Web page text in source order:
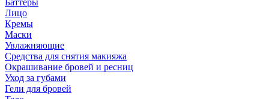
Баттеры
Лицо
Кремы
Маски
Увлажняющие
Средства для снятия макияжа
Окрашивание бровей и ресниц
Уход за губами
Гели для бровей